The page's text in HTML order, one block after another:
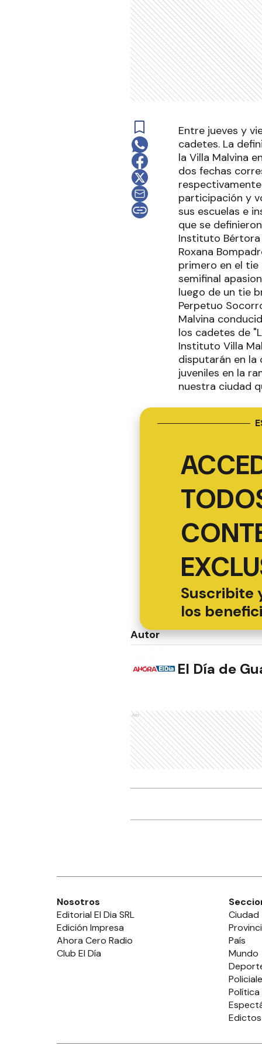
Entre jueves y
cadetes. La
la Villa Malvina
dos fechas
participación y
sus escuelas e
que se
Instituto Bértora
Roxana
primero en el tie
semifinal
luego de un tie
Perpetuo
Malvina
los cadetes de
Instituto Villa
disputarán en la
juveniles en la
nuestra ciudad
Suscribite
los
Autor
El Día de
Ads
Nosotros
Editorial El Dia SRL
Edición Impresa
Ahora Cero Radio
Club El Día
Ciudad
País
Mundo
Política
Edictos